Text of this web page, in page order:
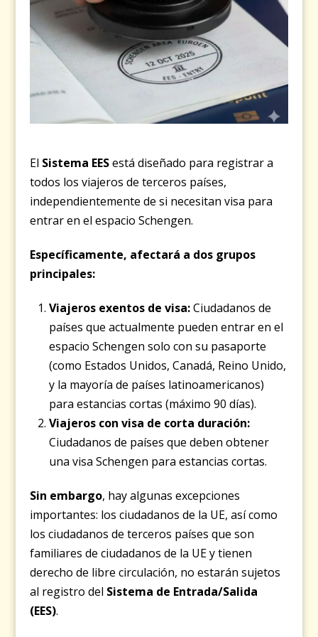
El Sistema EESestá diseñado para registrar a
todos los viajeros de terceros países,
independientemente de si necesitan visa para
entrar en el espacio Schengen.
Específicamente, afectará a dos grupos
principales:
Viajeros exentos de visa:Ciudadanos de
países que actualmente pueden entrar en el
espacio Schengen solo con su pasaporte
(como Estados Unidos, Canadá, Reino Unido,
y la mayoría de países latinoamericanos)
para estancias cortas (máximo 90 días).
Viajeros con visa de corta duración:
Ciudadanos de países que deben obtener
una visa Schengen para estancias cortas.
Sin embargo, hay algunas excepciones
importantes: los ciudadanos de la UE, así como
los ciudadanos de terceros países que son
familiares de ciudadanos de la UE y tienen
derecho de libre circulación, no estarán sujetos
al registro del Sistema de Entrada/Salida
(EES).